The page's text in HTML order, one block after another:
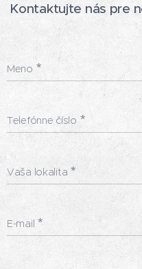
Kontaktujte nás pre
Meno
Telefónne číslo
Vaša lokalita
E-mail